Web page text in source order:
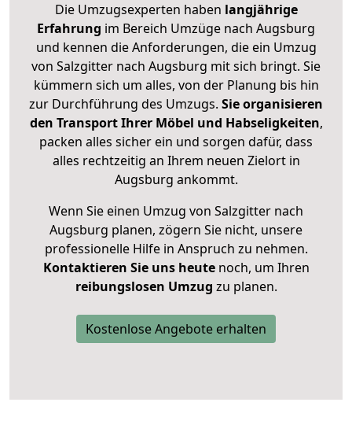
Die Umzugsexperten haben langjährige
Erfahrung im Bereich Umzüge nach Augsburg
und kennen die Anforderungen, die ein Umzug
von Salzgitter nach Augsburg mit sich bringt. Sie
kümmern sich um alles, von der Planung bis hin
zur Durchführung des Umzugs. Sie organisieren
den Transport Ihrer Möbel und Habseligkeiten,
packen alles sicher ein und sorgen dafür, dass
alles rechtzeitig an Ihrem neuen Zielort in
Augsburg ankommt.
Wenn Sie einen Umzug von Salzgitter nach
Augsburg planen, zögern Sie nicht, unsere
professionelle Hilfe in Anspruch zu nehmen.
Kontaktieren Sie uns heutenoch, um Ihren
reibungslosen Umzug zu planen.
Kostenlose Angebote erhalten